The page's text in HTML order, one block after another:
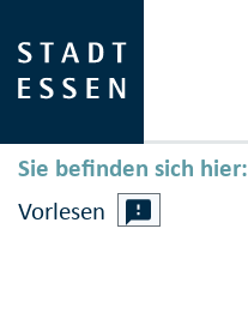
Sie befinden sich hier:
Vorlesen